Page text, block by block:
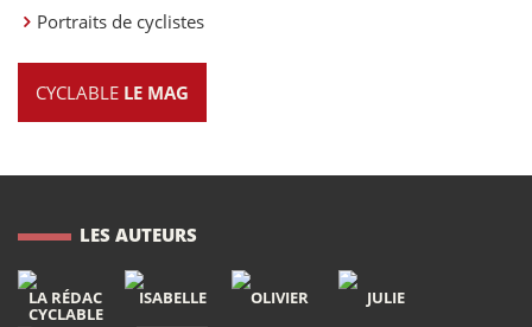
Portraits de cyclistes
CYCLABLE LE MAG
LES AUTEURS
LA RÉDAC
CYCLABLE
ISABELLE OLIVIER JULIE